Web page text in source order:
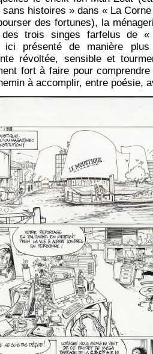
sans histoires » dans « La
des fortunes), la
des trois singes farfelus de
ici présenté de manière
révoltée, sensible et
fort à faire pour comprendre
à accomplir, entre poésie,